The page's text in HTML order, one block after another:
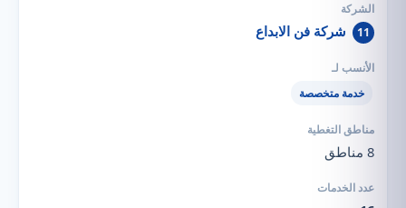
11 شركة فن الابداع
خدمة متخصصة
8 مناطق